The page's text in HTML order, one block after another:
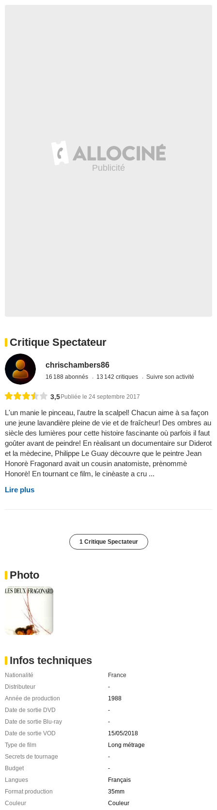
Critique Spectateur
chrischambers86
16 188 abonnés 13 142 critiques Suivre son activité
3,5 Publiée le 24 septembre 2017
L'un manie le pinceau, l'autre la scalpel! Chacun aime à sa façon
une jeune lavandière pleine de vie et de fraîcheur! Des ombres au
siècle des lumières pour cette histoire fascinante où parfois il faut
goûter avant de peindre! En rèalisant un documentaire sur Diderot
et la mèdecine, Philippe Le Guay dècouvre que le peintre Jean
Honorè Fragonard avait un cousin anatomiste, prènommè
Honorè! En tournant ce film, le cinèaste a cru ...
Lire plus
1 Critique Spectateur
Photo
Infos techniques
Nationalité
France
Distributeur
-
Année de production
1988
Date de sortie DVD
-
Date de sortie Blu-ray
-
Date de sortie VOD
15/05/2018
Type de film
Long métrage
Secrets de tournage
-
Budget
-
Langues
Français
Format production
35mm
Couleur
Couleur